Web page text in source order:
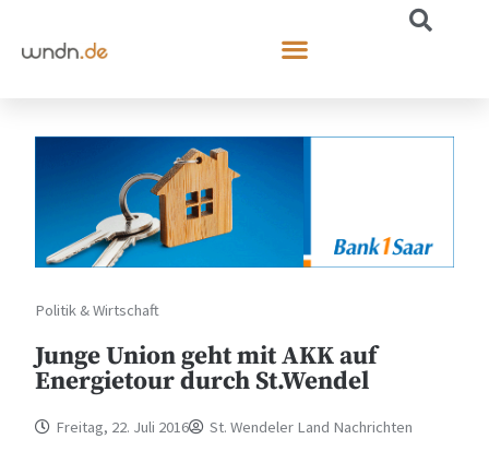
Politik & Wirtschaft
Junge Union geht mit AKK auf
Energietour durch St.Wendel
Freitag, 22. Juli 2016 St. Wendeler Land Nachrichten